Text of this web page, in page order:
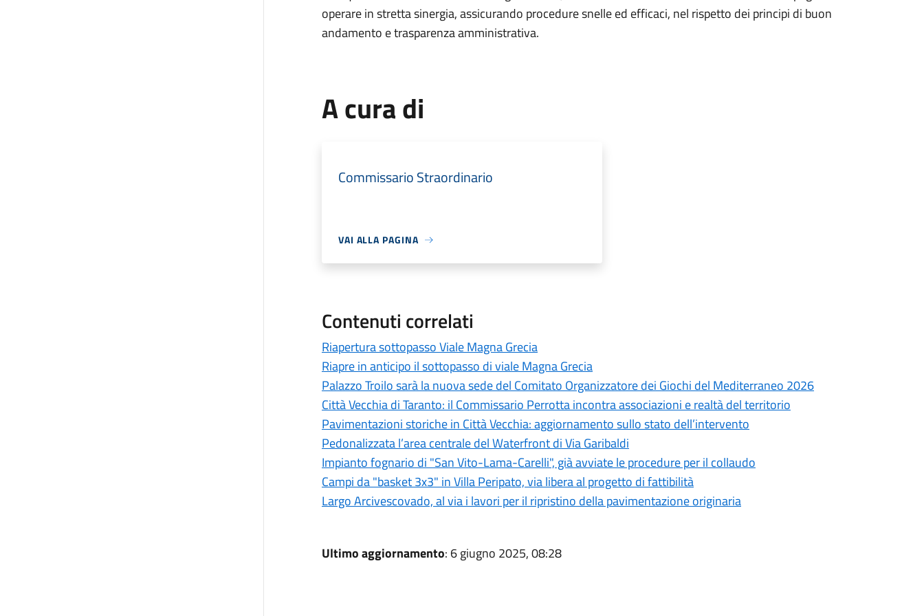
operare in stretta sinergia, assicurando procedure snelle ed efficaci, nel rispetto dei principi di buon
andamento e trasparenza amministrativa.
A cura di
Commissario Straordinario
VAI ALLA PAGINA
Contenuti correlati
Riapertura sottopasso Viale Magna Grecia
Riapre in anticipo il sottopasso di viale Magna Grecia
Palazzo Troilo sarà la nuova sede del Comitato Organizzatore dei Giochi del Mediterraneo 2026
Città Vecchia di Taranto: il Commissario Perrotta incontra associazioni e realtà del territorio
Pavimentazioni storiche in Città Vecchia: aggiornamento sullo stato dell’intervento
Pedonalizzata l’area centrale del Waterfront di Via Garibaldi
Impianto fognario di "San Vito-Lama-Carelli", già avviate le procedure per il collaudo
Campi da "basket 3x3" in Villa Peripato, via libera al progetto di fattibilità
Largo Arcivescovado, al via i lavori per il ripristino della pavimentazione originaria
Ultimo aggiornamento: 6 giugno 2025, 08:28